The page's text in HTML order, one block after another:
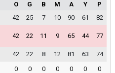
O G B M A Y
P
42 25 7 10 90 61 82
42 22 11 9 65 44 77
42 22 8 12 81 63
74
0 0 0 0 0 0
0